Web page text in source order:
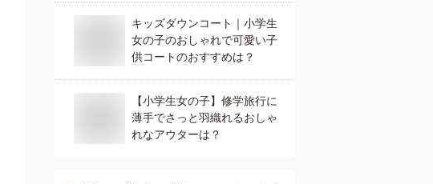
キッズダウンコート｜小学生
女の子のおしゃれで可愛い子
供コートのおすすめは？
【小学生女の子】修学旅行に
薄手でさっと羽織れるおしゃ
れなアウターは？